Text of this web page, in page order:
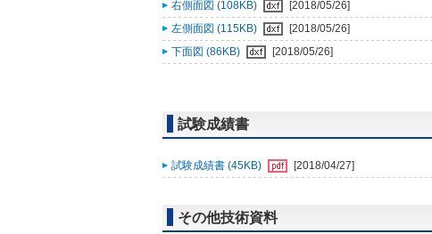
右側面図 (108KB)
[2018/05/26]
左側面図 (115KB)
[2018/05/26]
下面図 (86KB)
[2018/05/26]
試験成績書
試験成績書 (45KB) [2018/04/27]
その他技術資料